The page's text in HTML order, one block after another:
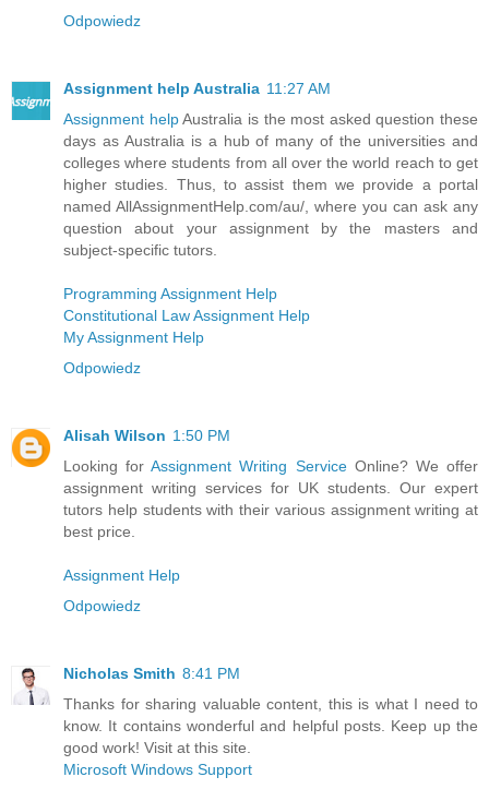
Odpowiedz
Assignment help Australia 11:27 AM
Assignment helpAustralia is the most asked question these
days as Australia is a hub of many of the universities and
colleges where students from all over the world reach to get
higher studies. Thus, to assist them we provide a portal
named AllAssignmentHelp.com/au/, where you can ask any
question about your assignment by the masters and
subject-specific tutors.
Programming Assignment Help
Constitutional Law Assignment Help
My Assignment Help
Odpowiedz
Alisah Wilson 1:50 PM
Looking forAssignment Writing ServiceOnline? We offer
assignment writing services for UK students. Our expert
tutors help students with their various assignment writing at
best price.
Assignment Help
Odpowiedz
Nicholas Smith 8:41 PM
Thanks for sharing valuable content, this is what I need to
know. It contains wonderful and helpful posts. Keep up the
good work! Visit at this site.
Microsoft Windows Support